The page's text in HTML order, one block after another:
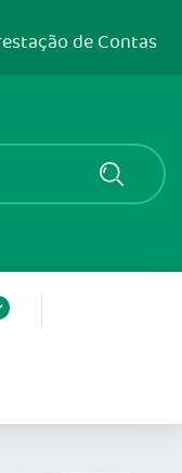
de Contas